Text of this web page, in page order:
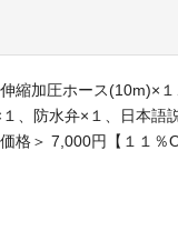
縮加圧ホース(10m)×
、防水弁×１、日本語
格＞ 7,000円【１１％